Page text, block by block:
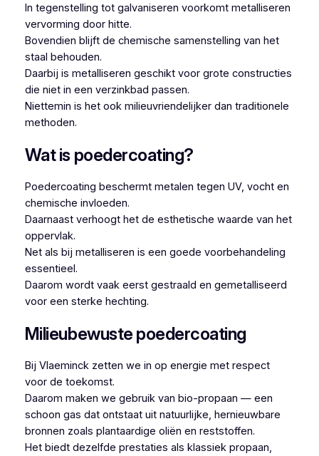
In tegenstelling tot galvaniseren voorkomt metalliseren
vervorming door hitte.
Bovendien blijft de chemische samenstelling van het
staal behouden.
Daarbij is metalliseren geschikt voor grote constructies
die niet in een verzinkbad passen.
Niettemin is het ook milieuvriendelijker dan traditionele
methoden.
Wat is poedercoating?
Poedercoating beschermt metalen tegen UV, vocht en
chemische invloeden.
Daarnaast verhoogt het de esthetische waarde van het
oppervlak.
Net als bij metalliseren is een goede voorbehandeling
essentieel.
Daarom wordt vaak eerst gestraald en gemetalliseerd
voor een sterke hechting.
Milieubewuste poedercoating
Bij Vlaeminck zetten we in op energie met respect
voor de toekomst.
Daarom maken we gebruik van bio-propaan — een
schoon gas dat ontstaat uit natuurlijke, hernieuwbare
bronnen zoals plantaardige oliën en reststoffen.
Het biedt dezelfde prestaties als klassiek propaan,